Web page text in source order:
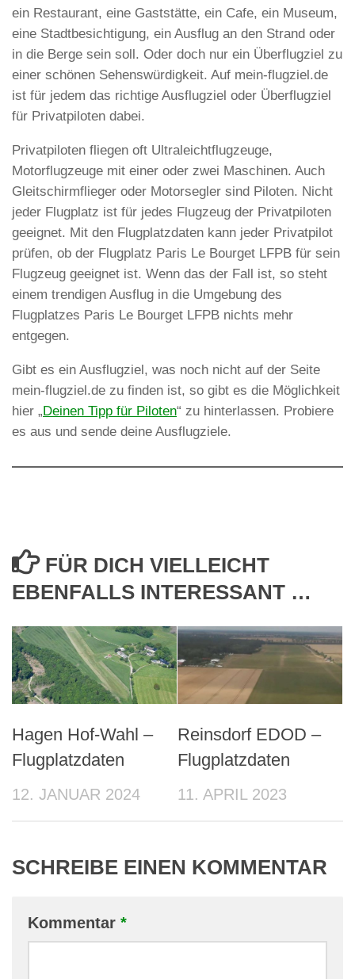
ein Restaurant, eine Gaststätte, ein Cafe, ein Museum,
eine Stadtbesichtigung, ein Ausflug an den Strand oder
in die Berge sein soll. Oder doch nur ein Überflugziel zu
einer schönen Sehenswürdigkeit. Auf mein-flugziel.de
ist für jedem das richtige Ausflugziel oder Überflugziel
für Privatpiloten dabei.
Privatpiloten fliegen oft Ultraleichtflugzeuge,
Motorflugzeuge mit einer oder zwei Maschinen. Auch
Gleitschirmflieger oder Motorsegler sind Piloten. Nicht
jeder Flugplatz ist für jedes Flugzeug der Privatpiloten
geeignet. Mit den Flugplatzdaten kann jeder Privatpilot
prüfen, ob der Flugplatz Paris Le Bourget LFPB für sein
Flugzeug geeignet ist. Wenn das der Fall ist, so steht
einem trendigen Ausflug in die Umgebung des
Flugplatzes Paris Le Bourget LFPB nichts mehr
entgegen.
Gibt es ein Ausflugziel, was noch nicht auf der Seite
mein-flugziel.de zu finden ist, so gibt es die Möglichkeit
hier „Deinen Tipp für Piloten“ zu hinterlassen. Probiere
es aus und sende deine Ausflugziele.
FÜR DICH VIELLEICHT
EBENFALLS INTERESSANT …
Hagen Hof-Wahl –
Flugplatzdaten
12. JANUAR 2024
Reinsdorf EDOD –
Flugplatzdaten
11. APRIL 2023
SCHREIBE EINEN KOMMENTAR
Kommentar *